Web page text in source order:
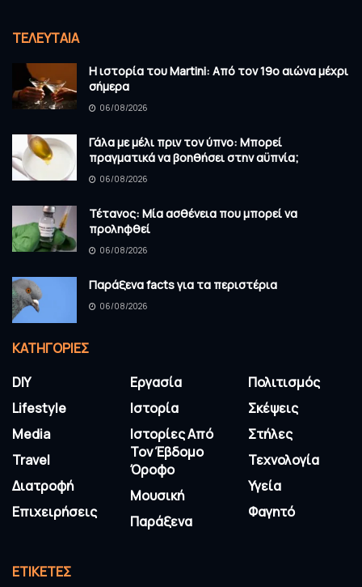
ΤΕΛΕΥΤΑΊΑ
Η ιστορία του Martini: Από τον 19ο αιώνα μέχρι
σήμερα
06/08/2026
Γάλα με μέλι πριν τον ύπνο: Μπορεί
πραγματικά να βοηθήσει στην αϋπνία;
06/08/2026
Τέτανος: Μία ασθένεια που μπορεί να
προληφθεί
06/08/2026
Παράξενα facts για τα περιστέρια
06/08/2026
KΑΤΗΓΟΡΊΕΣ
DIY
Lifestyle
Media
Travel
Διατροφή
Επιχειρήσεις
Εργασία
Ιστορία
Ιστορίες Από
Τον Έβδομο
Όροφο
Μουσική
Παράξενα
Πολιτισμός
Σκέψεις
Στήλες
Τεχνολογία
Υγεία
Φαγητό
ΕΤΙΚΈΤΕΣ